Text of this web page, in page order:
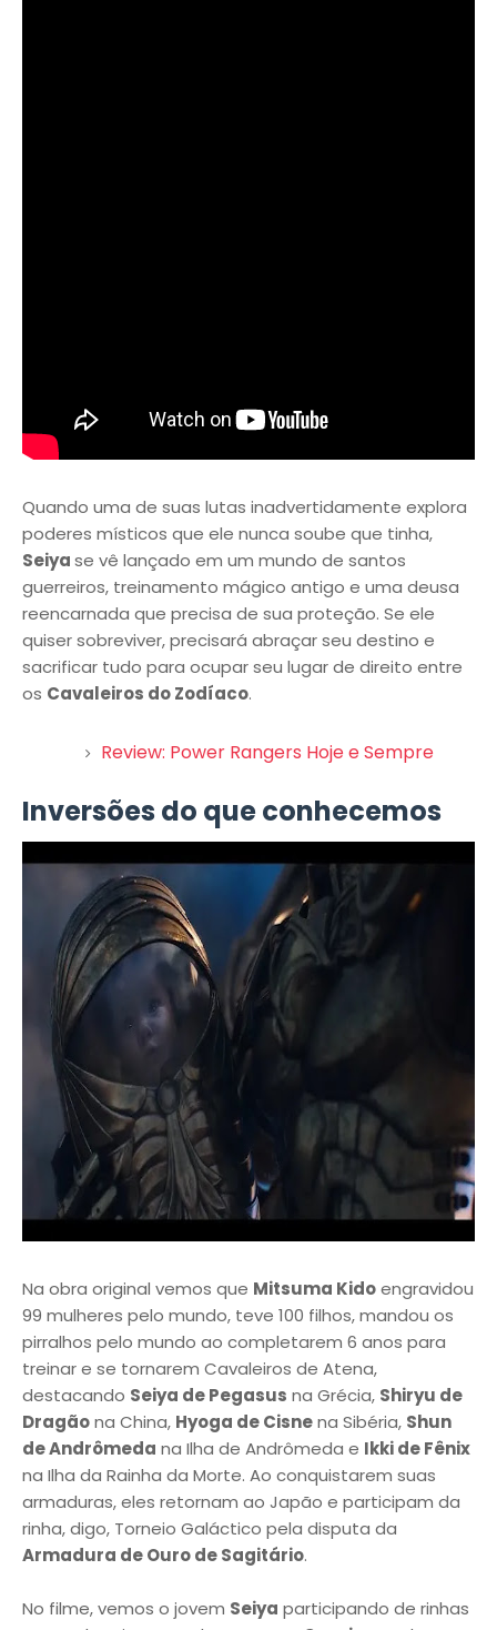
Quando uma de suas lutas inadvertidamente explora
poderes místicos que ele nunca soube que tinha,
Seiyase vê lançado em um mundo de santos
guerreiros, treinamento mágico antigo e uma deusa
reencarnada que precisa de sua proteção. Se ele
quiser sobreviver, precisará abraçar seu destino e
sacrificar tudo para ocupar seu lugar de direito entre
os Cavaleiros do Zodíaco.
Review: Power Rangers Hoje e Sempre
Inversões do que conhecemos
Na obra original vemos que Mitsuma Kidoengravidou
99 mulheres pelo mundo, teve 100 filhos, mandou os
pirralhos pelo mundo ao completarem 6 anos para
treinar e se tornarem Cavaleiros de Atena,
destacando Seiya de Pegasus na Grécia, Shiryu de
Dragãona China, Hyoga de Cisnena Sibéria, Shun
de Andrômeda na Ilha de Andrômeda e Ikki de Fênix
na Ilha da Rainha da Morte. Ao conquistarem suas
armaduras, eles retornam ao Japão e participam da
rinha, digo, Torneio Galáctico pela disputa da
Armadura de Ouro de Sagitário.
No filme, vemos o jovem Seiya participando de rinhas